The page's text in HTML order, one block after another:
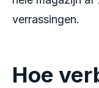
verrassingen.
Hoe